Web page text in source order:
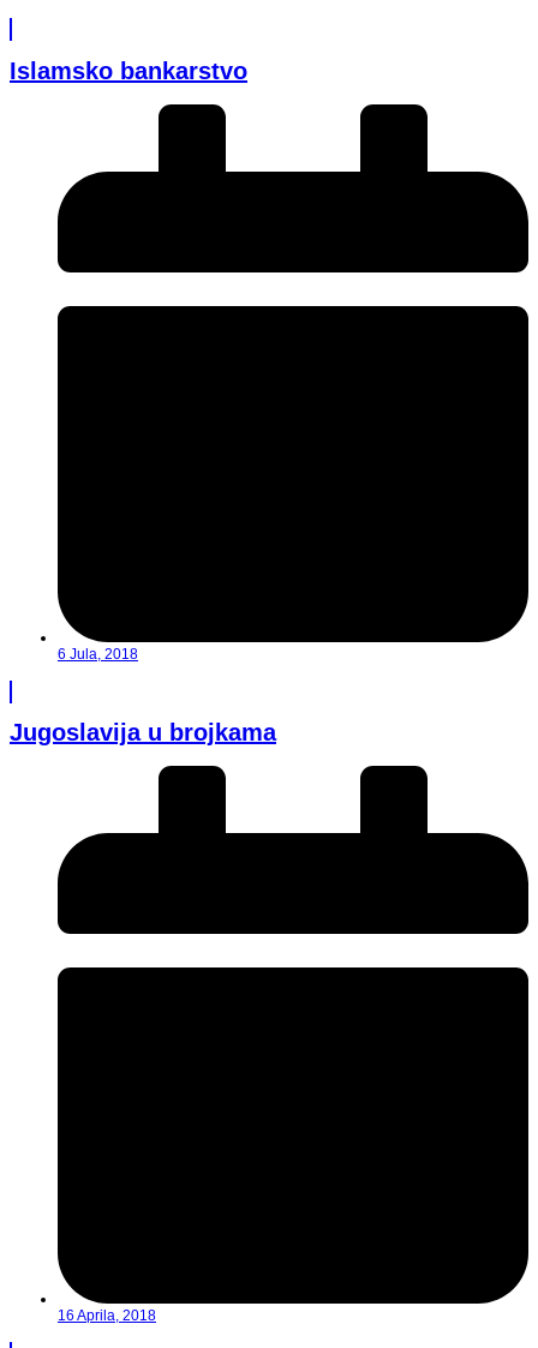
Islamsko bankarstvo
6 Jula, 2018
Jugoslavija u brojkama
16 Aprila, 2018